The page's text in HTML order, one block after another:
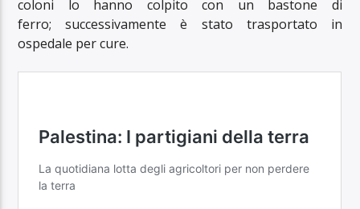
coloni lo hanno colpito con un bastone di
ferro; successivamente è stato trasportato in
ospedale per cure.